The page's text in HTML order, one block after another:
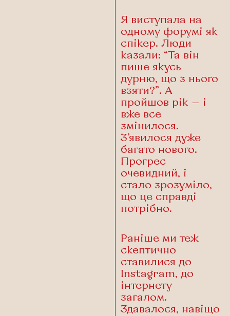
Я виступала на
одному форумі як
спікер. Люди
казали: “Та він
пише якусь
дурню, що з нього
взяти?”. А
пройшов рік — і
вже все
змінилося.
З’явилося дуже
багато нового.
Прогрес
очевидний, і
стало зрозуміло,
що це справді
потрібно.
Раніше ми теж
скептично
ставилися до
Instagram, до
інтернету
загалом.
Здавалося, навіщо